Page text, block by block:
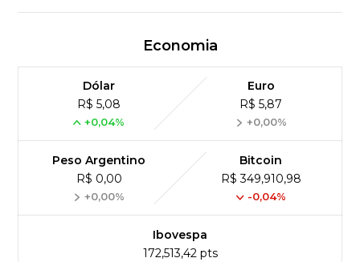
Economia
Dólar
R$ 5,08
+0,04%
Euro
R$ 5,87
+0,00%
Peso Argentino
R$ 0,00
+0,00%
Bitcoin
R$ 349,910,98
-0,04%
Ibovespa
172,513,42 pts